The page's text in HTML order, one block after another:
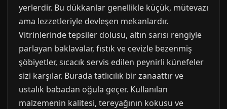
yerlerdir. Bu dükkanlar genellikle küçük, mütevazı
ama lezzetleriyle devleşen mekanlardır.
Vitrinlerinde tepsiler dolusu, altın sarısı rengiyle
parlayan baklavalar, fıstık ve cevizle bezenmiş
şöbiyetler, sıcacık servis edilen peynirli künefeler
sizi karşılar. Burada tatlıcılık bir zanaattır ve
ustalık babadan oğula geçer. Kullanılan
malzemenin kalitesi, tereyağının kokusu ve